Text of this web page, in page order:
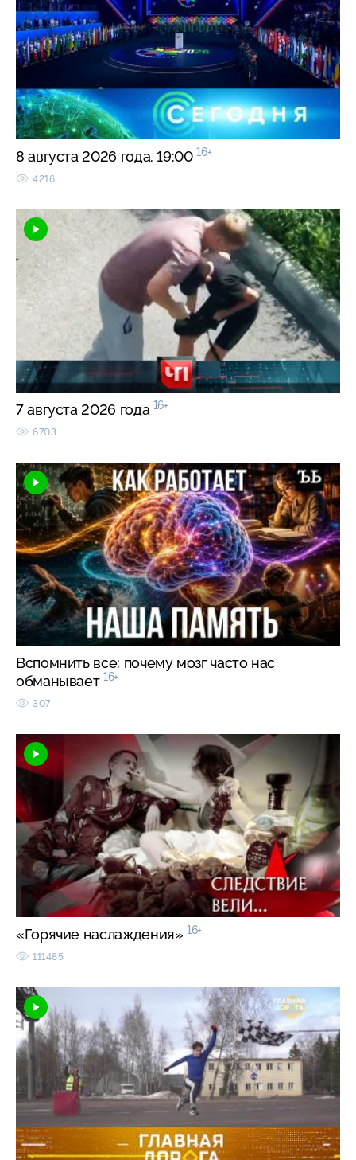
8 августа 2026 года. 19:00 16+
4216
7 августа 2026 года 16+
6703
Вспомнить все: почему мозг часто нас
обманывает 16+
307
«Горячие наслаждения» 16+
111485